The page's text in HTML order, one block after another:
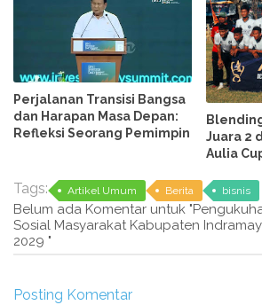
Perjalanan Transisi Bangsa
dan Harapan Masa Depan:
Refleksi Seorang Pemimpin
Juara 2
Aulia
Tags: Artikel Umum Berita bisnis
Belum ada Komentar untuk
Sosial Masyarakat Kabupaten
2029 "
Posting Komentar